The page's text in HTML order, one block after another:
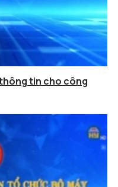
tin cho công